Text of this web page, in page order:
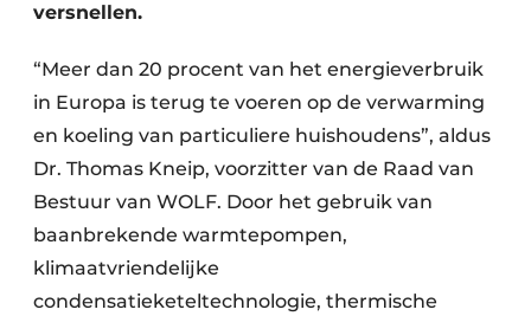
versnellen.
“Meer dan 20 procent van het energieverbruik
in Europa is terug te voeren op de verwarming
en koeling van particuliere huishoudens”, aldus
Dr. Thomas Kneip, voorzitter van de Raad van
Bestuur van WOLF. Door het gebruik van
baanbrekende warmtepompen,
klimaatvriendelijke
condensatieketeltechnologie, thermische